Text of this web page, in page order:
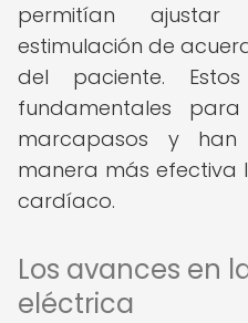
permitían
estimulación de
del paciente.
fundamentales
marcapasos y
manera más efectiva
cardíaco.
Los avances en
eléctrica